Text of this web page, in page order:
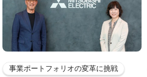
事業ポートフォリオの変革に挑戦